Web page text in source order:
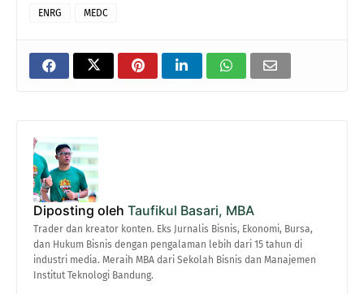
ENRG MEDC
Diposting oleh Taufikul Basari, MBA
Trader dan kreator konten. Eks Jurnalis Bisnis, Ekonomi, Bursa,
dan Hukum Bisnis dengan pengalaman lebih dari 15 tahun di
industri media. Meraih MBA dari Sekolah Bisnis dan Manajemen
Institut Teknologi Bandung.